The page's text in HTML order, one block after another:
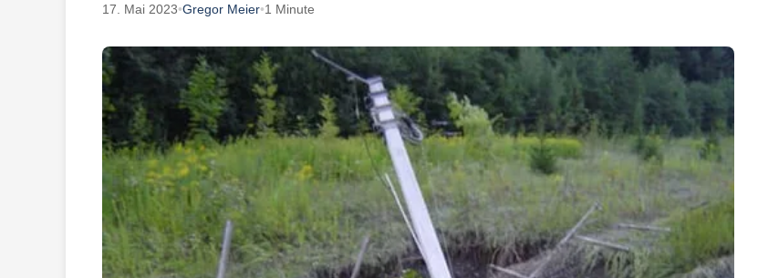
17. Mai 2023•Gregor Meier•1 Minute